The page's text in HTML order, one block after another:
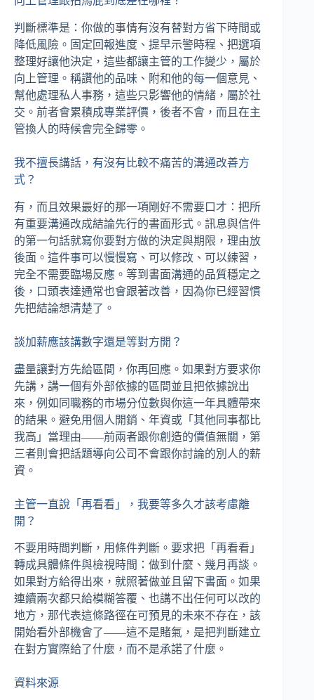
判斷標準是：你做的事情有沒有替對方省下時間或
降低風險。固定回報進度、提早示警時程、把選項
整理好讓他決定，這些都讓主管的工作變少，屬於
向上管理。稱讚他的品味、附和他的每一個意見、
幫他處理私人事務，這些只影響他的情緒，屬於社
交。前者會累積成專業評價，後者不會，而且在主
管換人的時候會完全歸零。
我不擅長講話，有沒有比較不痛苦的溝通改善方
式？
有，而且效果最好的那一項剛好不需要口才：把所
有重要溝通改成結論先行的書面形式。訊息與信件
的第一句話就寫你要對方做的決定與期限，理由放
後面。這件事可以慢慢寫、可以修改、可以練習，
完全不需要臨場反應。等到書面溝通的品質穩定之
後，口頭表達通常也會跟著改善，因為你已經習慣
先把結論想清楚了。
談加薪應該講數字還是等對方開？
盡量讓對方先給區間，你再回應。如果對方要求你
先講，講一個有外部依據的區間並且把依據說出
來，例如同職務的市場分位數與你這一年具體帶來
的結果。避免用個人開銷、年資或「其他同事都比
我高」當理由——前兩者跟你創造的價值無關，第
三者則會把話題導向公司不會跟你討論的別人的薪
資。
主管一直說「再看看」，我要等多久才該考慮離
開？
不要用時間判斷，用條件判斷。要求把「再看看」
轉成具體條件與檢視時間：做到什麼、幾月再談。
如果對方給得出來，就照著做並且留下書面。如果
連續兩次都只給模糊答覆、也講不出任何可以改的
地方，那代表這條路徑在可預見的未來不存在，該
開始看外部機會了——這不是賭氣，是把判斷建立
在對方實際給了什麼，而不是承諾了什麼。
資料來源